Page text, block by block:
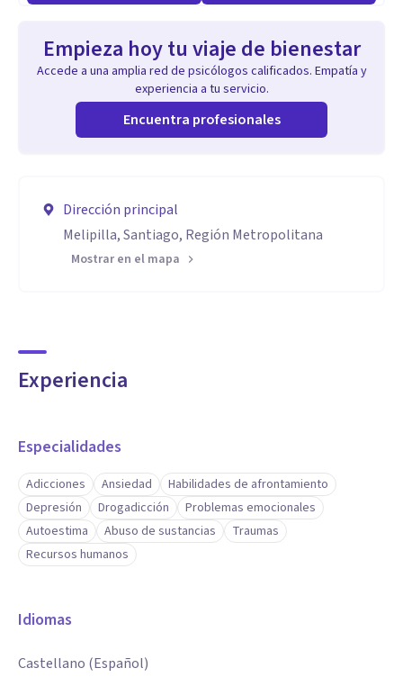
Empieza hoy tu viaje de bienestar
Accede a una amplia red de psicólogos calificados. Empatía y
experiencia a tu servicio.
Encuentra profesionales
Dirección principal
Melipilla, Santiago, Región Metropolitana
Mostrar en el mapa
Experiencia
Especialidades
Adicciones Ansiedad
Habilidades de afrontamiento
Depresión
Drogadicción
Problemas emocionales
Autoestima
Abuso de sustancias
Traumas
Recursos humanos
Idiomas
Castellano (Español)